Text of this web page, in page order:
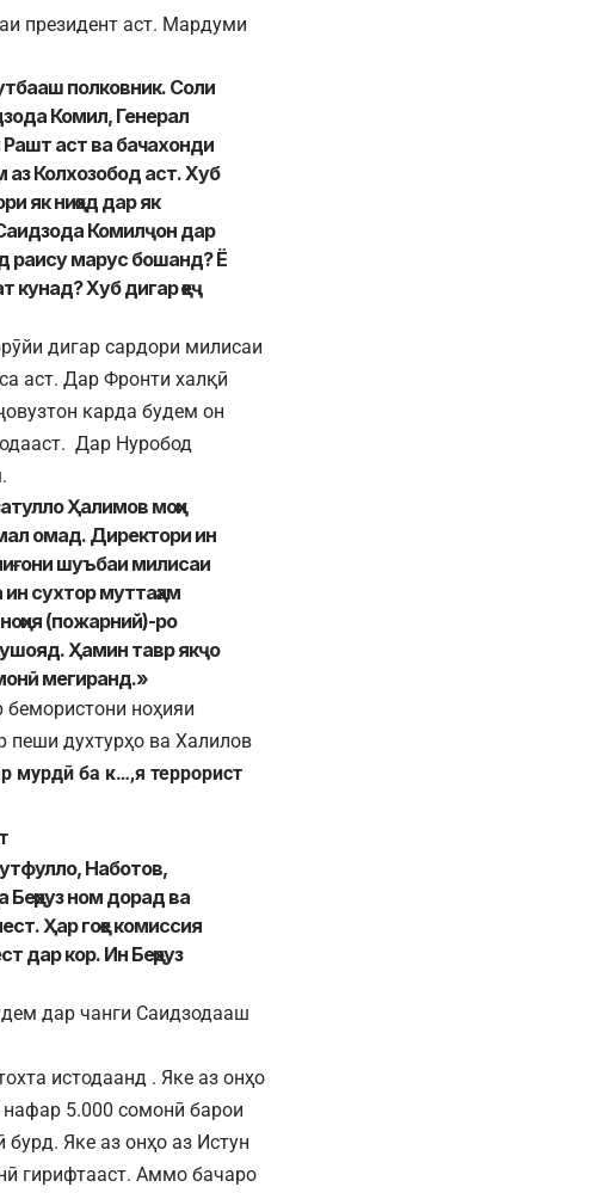
президент аст. Мардуми
полковник. Соли
Комил, Генерал
аст ва бачахонди
аз Колхозобод аст. Хуб
як ниҳод дар як
Комилҷон дар
раису марус бошанд? Ё
Хуб дигар ҳеҷ
дигар сардори милисаи
аст. Дар Фронти халқӣ
карда будем он
Дар Нуробод
Ҳалимов моҳи
омад. Директори ин
шуъбаи милисаи
сухтор муттаҳам
(пожарний)-ро
Ҳамин тавр якҷо
мегиранд.»
ноҳияи
духтурҳо ва Халилов
мурдӣ ба к…,я террорист
Наботов,
Беҳруз ном дорад ва
Ҳар гоҳе комиссия
дар кор. Ин Беҳруз
дар чанги Саидзодааш
истодаанд . Яке аз онҳо
5.000 сомонӣ барои
Яке аз онҳо аз Истун
гирифтааст. Аммо бачаро